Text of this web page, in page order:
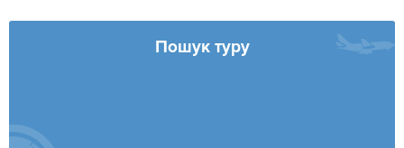
Пошук туру